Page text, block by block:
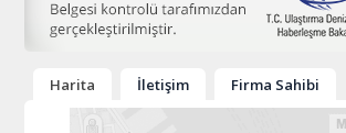
Harita İletişim Firma Sahibi